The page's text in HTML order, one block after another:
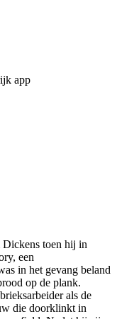
app
toen hij in
een
in het gevang beland
op de plank.
als de
die doorklinkt in